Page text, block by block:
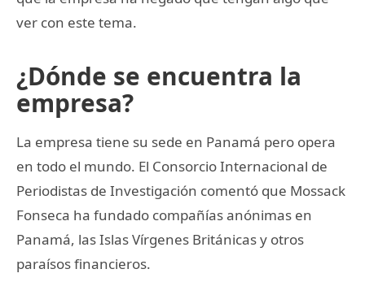
ver con este tema.
¿Dónde se encuentra la
empresa?
La empresa tiene su sede en Panamá pero opera
en todo el mundo. El Consorcio Internacional de
Periodistas de Investigación comentó que Mossack
Fonseca ha fundado compañías anónimas en
Panamá, las Islas Vírgenes Británicas y otros
paraísos financieros.